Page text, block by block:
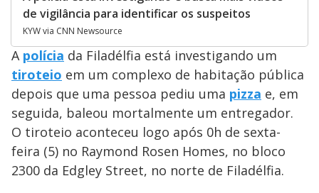
de vigilância para identificar os suspeitos
KYW via CNN Newsource
A polícia da Filadélfia está investigando um
tiroteio em um complexo de habitação pública
depois que uma pessoa pediu uma pizza e, em
seguida, baleou mortalmente um entregador.
O tiroteio aconteceu logo após 0h de sexta-
feira (5) no Raymond Rosen Homes, no bloco
2300 da Edgley Street, no norte de Filadélfia.